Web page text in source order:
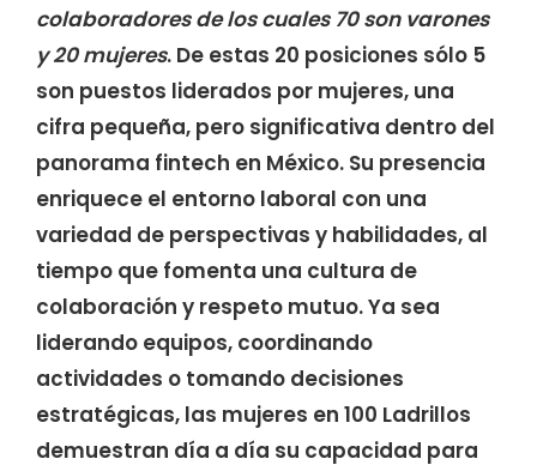
colaboradores de los cuales 70 son varones
y 20 mujeres. De estas 20 posiciones sólo 5
son puestos liderados por mujeres, una
cifra pequeña, pero significativa dentro del
panorama fintech en México. Su presencia
enriquece el entorno laboral con una
variedad de perspectivas y habilidades, al
tiempo que fomenta una cultura de
colaboración y respeto mutuo. Ya sea
liderando equipos, coordinando
actividades o tomando decisiones
estratégicas, las mujeres en 100 Ladrillos
demuestran día a día su capacidad para